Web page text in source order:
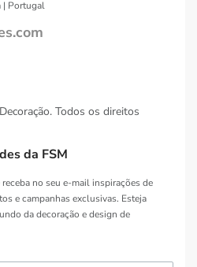
| Portugal
Todos os direitos
da FSM
no seu e-mail inspirações de
e campanhas exclusivas. Esteja
da decoração e design de